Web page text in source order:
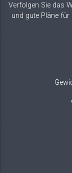
Verfolgen Sie das
und gute Pläne